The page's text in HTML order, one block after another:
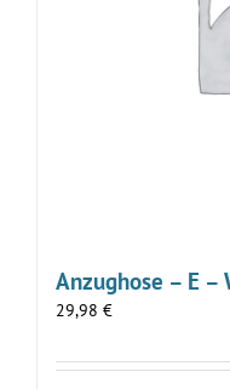
Anzughose – E –
29,98 €